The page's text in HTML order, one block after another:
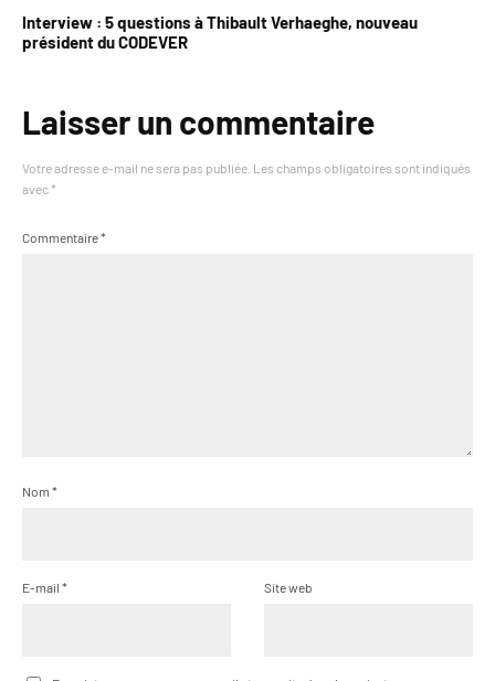
Interview : 5 questions à Thibault Verhaeghe, nouveau
président du CODEVER
Laisser un commentaire
Votre adresse e-mail ne sera pas publiée. Les champs obligatoires sont indiqués
avec *
Commentaire*
Nom *
E-mail * Site web